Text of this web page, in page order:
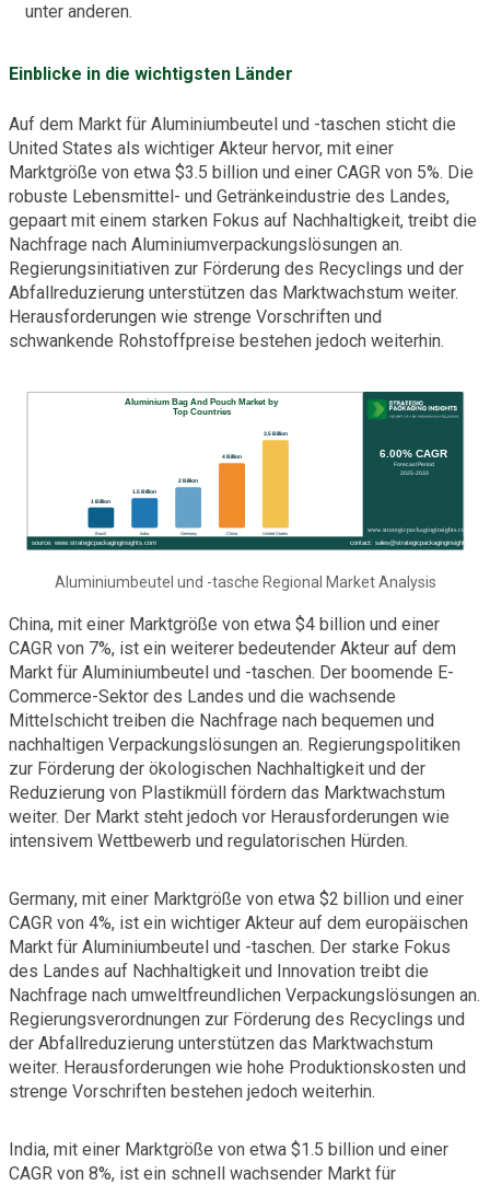
unter anderen.
Einblicke in die wichtigsten Länder
Auf dem Markt für Aluminiumbeutel und -taschen sticht die
United States als wichtiger Akteur hervor, mit einer
Marktgröße von etwa $3.5 billion und einer CAGR von 5%. Die
robuste Lebensmittel- und Getränkeindustrie des Landes,
gepaart mit einem starken Fokus auf Nachhaltigkeit, treibt die
Nachfrage nach Aluminiumverpackungslösungen an.
Regierungsinitiativen zur Förderung des Recyclings und der
Abfallreduzierung unterstützen das Marktwachstum weiter.
Herausforderungen wie strenge Vorschriften und
schwankende Rohstoffpreise bestehen jedoch weiterhin.
Aluminiumbeutel und -tasche Regional Market Analysis
China, mit einer Marktgröße von etwa $4 billion und einer
CAGR von 7%, ist ein weiterer bedeutender Akteur auf dem
Markt für Aluminiumbeutel und -taschen. Der boomende E-
Commerce-Sektor des Landes und die wachsende
Mittelschicht treiben die Nachfrage nach bequemen und
nachhaltigen Verpackungslösungen an. Regierungspolitiken
zur Förderung der ökologischen Nachhaltigkeit und der
Reduzierung von Plastikmüll fördern das Marktwachstum
weiter. Der Markt steht jedoch vor Herausforderungen wie
intensivem Wettbewerb und regulatorischen Hürden.
Germany, mit einer Marktgröße von etwa $2 billion und einer
CAGR von 4%, ist ein wichtiger Akteur auf dem europäischen
Markt für Aluminiumbeutel und -taschen. Der starke Fokus
des Landes auf Nachhaltigkeit und Innovation treibt die
Nachfrage nach umweltfreundlichen Verpackungslösungen an.
Regierungsverordnungen zur Förderung des Recyclings und
der Abfallreduzierung unterstützen das Marktwachstum
weiter. Herausforderungen wie hohe Produktionskosten und
strenge Vorschriften bestehen jedoch weiterhin.
India, mit einer Marktgröße von etwa $1.5 billion und einer
CAGR von 8%, ist ein schnell wachsender Markt für